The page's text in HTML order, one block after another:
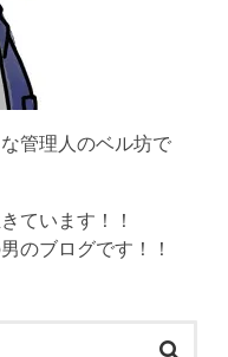
管理人のベル坊で
ています！！
のブログです！！